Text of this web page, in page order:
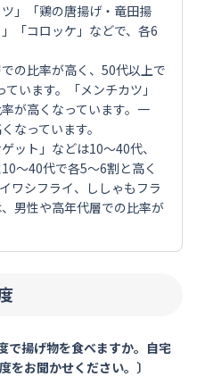
」「鶏の唐揚げ・竜田揚
「コロッケ」などで、各6
の比率が高く、50代以上で
います。「メンチカツ」
が高くなっています。一
なっています。
ット」などは10～40代、
～40代で各5～6割と高く
ワシフライ、ししゃもフラ
男性や高年代層での比率が
で揚げ物を食べますか。自宅
をお聞かせください。〕